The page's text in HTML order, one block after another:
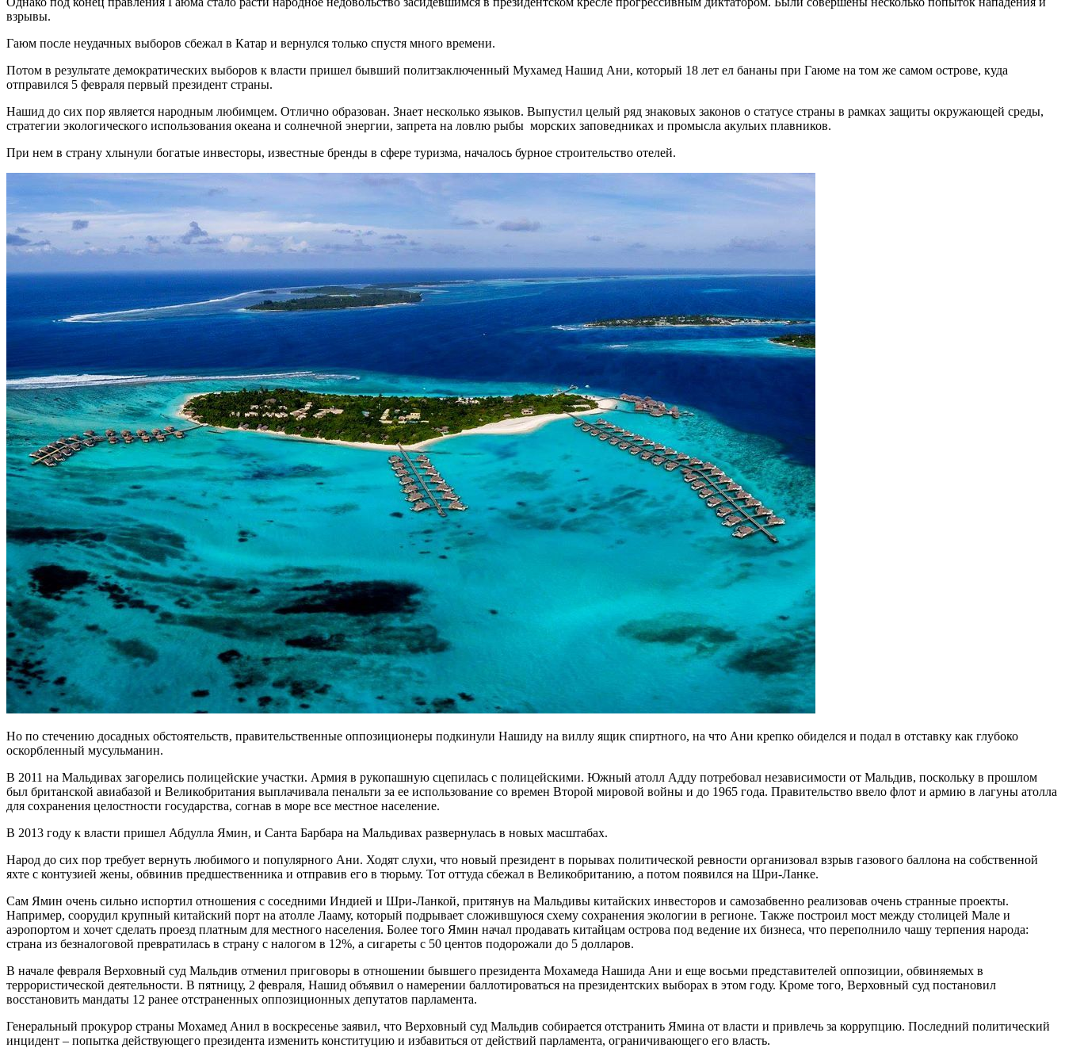
взрывы.
Гаюм после неудачных выборов сбежал в Катар и вернулся только спустя много времени.
Потом в результате демократических выборов к власти пришел бывший политзаключенный Мухамед Нашид Ани, который 18 лет ел бананы при Гаюме на том же самом острове, куда
отправился 5 февраля первый президент страны.
Нашид до сих пор является народным любимцем. Отлично образован. Знает несколько языков. Выпустил целый ряд знаковых законов о статусе страны в рамках защиты окружающей среды,
стратегии экологического использования океана и солнечной энергии, запрета на ловлю рыбы морских заповедниках и промысла акульих плавников.
При нем в страну хлынули богатые инвесторы, известные бренды в сфере туризма, началось бурное строительство отелей.
Но по стечению досадных обстоятельств, правительственные оппозиционеры подкинули Нашиду на виллу ящик спиртного, на что Ани крепко обиделся и подал в отставку как глубоко
оскорбленный мусульманин.
В 2011 на Мальдивах загорелись полицейские участки. Армия в рукопашную сцепилась с полицейскими. Южный атолл Адду потребовал независимости от Мальдив, поскольку в прошлом
был британской авиабазой и Великобритания выплачивала пенальти за ее использование со времен Второй мировой войны и до 1965 года. Правительство ввело флот и армию в лагуны атолла
для сохранения целостности государства, согнав в море все местное население.
В 2013 году к власти пришел Абдулла Ямин, и Санта Барбара на Мальдивах развернулась в новых масштабах.
Народ до сих пор требует вернуть любимого и популярного Ани. Ходят слухи, что новый президент в порывах политической ревности организовал взрыв газового баллона на собственной
яхте с контузией жены, обвинив предшественника и отправив его в тюрьму. Тот оттуда сбежал в Великобританию, а потом появился на Шри-Ланке.
Сам Ямин очень сильно испортил отношения с соседними Индией и Шри-Ланкой, притянув на Мальдивы китайских инвесторов и самозабвенно реализовав очень странные проекты.
Например, соорудил крупный китайский порт на атолле Лааму, который подрывает сложившуюся схему сохранения экологии в регионе. Также построил мост между столицей Мале и
аэропортом и хочет сделать проезд платным для местного населения. Более того Ямин начал продавать китайцам острова под ведение их бизнеса, что переполнило чашу терпения народа:
страна из безналоговой превратилась в страну с налогом в 12%, а сигареты с 50 центов подорожали до 5 долларов.
В начале февраля Верховный суд Мальдив отменил приговоры в отношении бывшего президента Мохамеда Нашида Ани и еще восьми представителей оппозиции, обвиняемых в
террористической деятельности. В пятницу, 2 февраля, Нашид объявил о намерении баллотироваться на президентских выборах в этом году. Кроме того, Верховный суд постановил
восстановить мандаты 12 ранее отстраненных оппозиционных депутатов парламента.
Генеральный прокурор страны Мохамед Анил в воскресенье заявил, что Верховный суд Мальдив собирается отстранить Ямина от власти и привлечь за коррупцию. Последний политический
инцидент – попытка действующего президента изменить конституцию и избавиться от действий парламента, ограничивающего его власть.